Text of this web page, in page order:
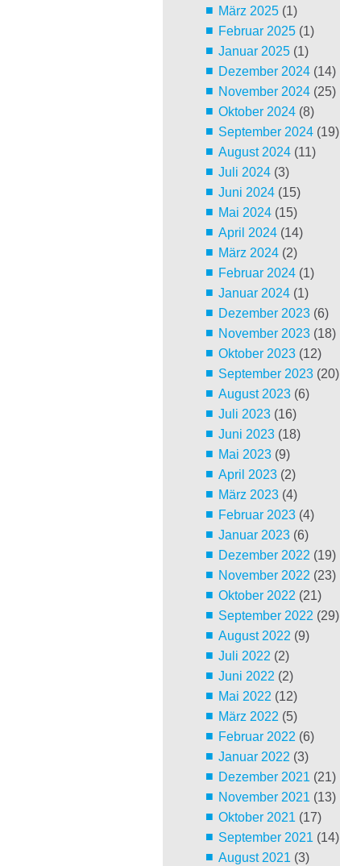
März 2025(1)
Februar 2025(1)
Januar 2025(1)
Dezember 2024(14)
November 2024(25)
Oktober 2024(8)
September 2024(19)
August 2024(11)
Juli 2024(3)
Juni 2024(15)
Mai 2024(15)
April 2024(14)
März 2024(2)
Februar 2024(1)
Januar 2024(1)
Dezember 2023(6)
November 2023(18)
Oktober 2023(12)
September 2023(20)
August 2023(6)
Juli 2023(16)
Juni 2023(18)
Mai 2023(9)
April 2023(2)
März 2023(4)
Februar 2023(4)
Januar 2023(6)
Dezember 2022 (19)
November 2022 (23)
Oktober 2022 (21)
September 2022 (29)
August 2022 (9)
Juli 2022 (2)
Juni 2022 (2)
Mai 2022 (12)
März 2022 (5)
Februar 2022 (6)
Januar 2022 (3)
Dezember 2021 (21)
November 2021 (13)
Oktober 2021 (17)
September 2021 (14)
August 2021 (3)